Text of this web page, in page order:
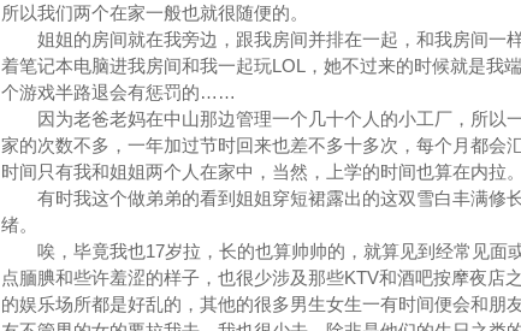
所以我们两个在家一般也就很随便的。
姐姐的房间就在我旁边，跟我房间并排在一起，和我房间一
着笔记本电脑进我房间和我一起玩LOL，她不过来的时候就是我
个游戏半路退会有惩罚的……
因为老爸老妈在中山那边管理一个几十个人的小工厂，所以
家的次数不多，一年加过节时回来也差不多十多次，每个月都会
时间只有我和姐姐两个人在家中，当然，上学的时间也算在内拉。
有时我这个做弟弟的看到姐姐穿短裙露出的这双雪白丰满修
绪。
唉，毕竟我也17岁拉，长的也算帅帅的，就算见到经常见面
点腼腆和些许羞涩的样子，也很少涉及那些KTV和酒吧按摩夜店
的娱乐场所都是好乱的，其他的很多男生女生一有时间便会和朋